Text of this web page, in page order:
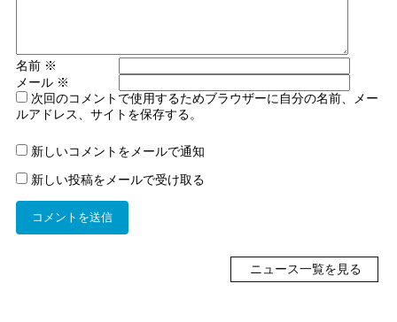
名前 ※
メール ※
次回のコメントで使用するためブラウザーに自分の名前、メー
ルアドレス、サイトを保存する。
新しいコメントをメールで通知
新しい投稿をメールで受け取る
ニュース一覧を見る